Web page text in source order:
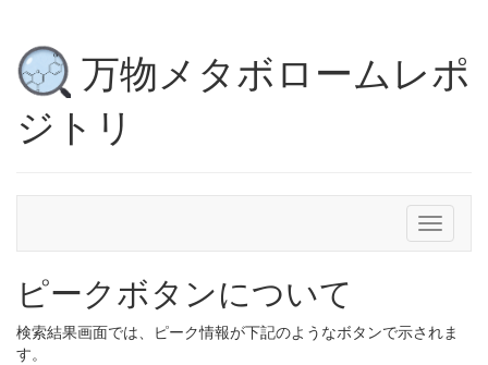
万物メタボロームレポ
ジトリ
Toggle
ピークボタンについて
検索結果画面では、ピーク情報が下記のようなボタンで示されま
す。